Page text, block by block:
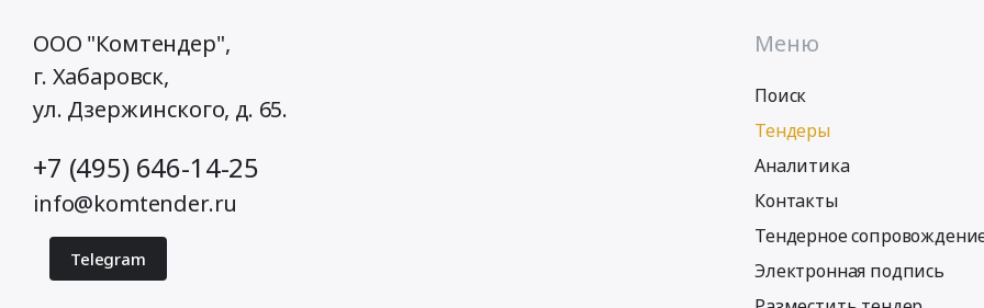
ООО "Комтендер",
г. Хабаровск,
ул. Дзержинского, д. 65.
+7 (495) 646-14-25
info@komtender.ru
Telegram
Меню
Поиск
Тендеры
Аналитика
Контакты
Тендерное
Электронная подпись